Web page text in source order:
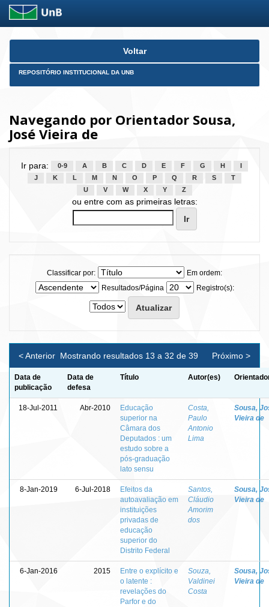
Skip
Voltar
REPOSITÓRIO INSTITUCIONAL DA UNB
Navegando por Orientador Sousa,
José Vieira de
Ir para: 0-9 A B C D E F G H
J
K L M N O P Q R S
T
U
V W X Y Z
ou entre com as primeiras letras:
Classificar por:
Em ordem:
Resultados/Página
Registro(s):
Mostrando resultados 13 a 32 de 39
< Anterior Próximo >
Data de
publicação
Data de
defesa
Título Autor(es)
18-Jul-2011 Abr-2010
Educação
superior na
Câmara dos
Deputados : um
estudo sobre a
pós-graduação
lato sensu
Costa,
Paulo
Antonio
Lima
Sousa,
Vieira de
8-Jan-2019 6-Jul-2018
Efeitos da
autoavaliação em
instituições
privadas de
educação
superior do
Distrito Federal
Santos,
Cláudio
Amorim
dos
Sousa,
Vieira de
6-Jan-2016 2015
Entre o explícito e
o latente :
revelações do
Parfor e do
Souza,
Valdinei
Costa
Sousa,
Vieira de